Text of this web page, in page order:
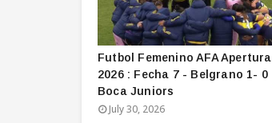
Futbol Femenino AFA Apertura
2026 : Fecha 7 - Belgrano 1- 0
Boca Juniors
July 30, 2026